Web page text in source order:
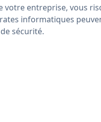
votre entreprise, vous
informatiques
sécurité.